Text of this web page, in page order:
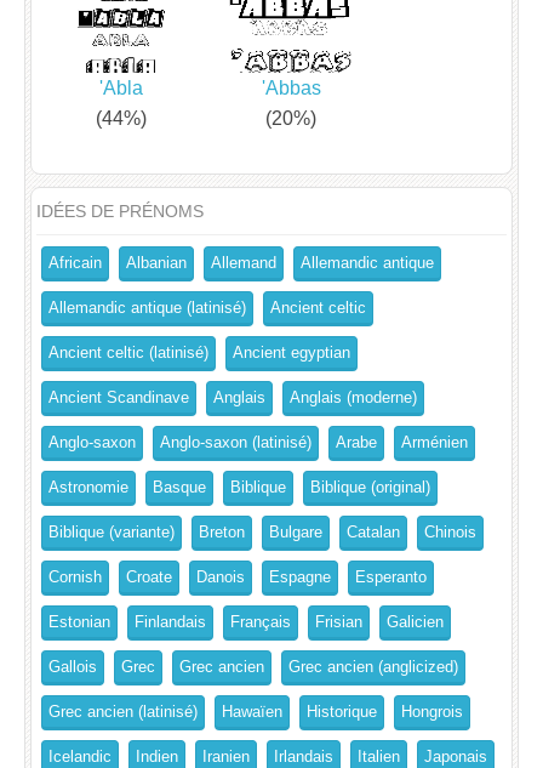
'Abla
(44%)
'Abbas
(20%)
IDÉES DE PRÉNOMS
Africain Albanian Allemand Allemandic antique
Allemandic antique (latinisé) Ancient celtic
Ancient celtic (latinisé) Ancient egyptian
Ancient Scandinave Anglais Anglais (moderne)
Anglo-saxon Anglo-saxon (latinisé) Arabe Arménien
Astronomie Basque Biblique Biblique (original)
Biblique (variante) Breton Bulgare Catalan Chinois
Cornish Croate Danois Espagne Esperanto
Estonian Finlandais Français Frisian Galicien
Gallois Grec Grec ancien Grec ancien (anglicized)
Grec ancien (latinisé) Hawaïen Historique Hongrois
Icelandic Indien Iranien Irlandais Italien Japonais